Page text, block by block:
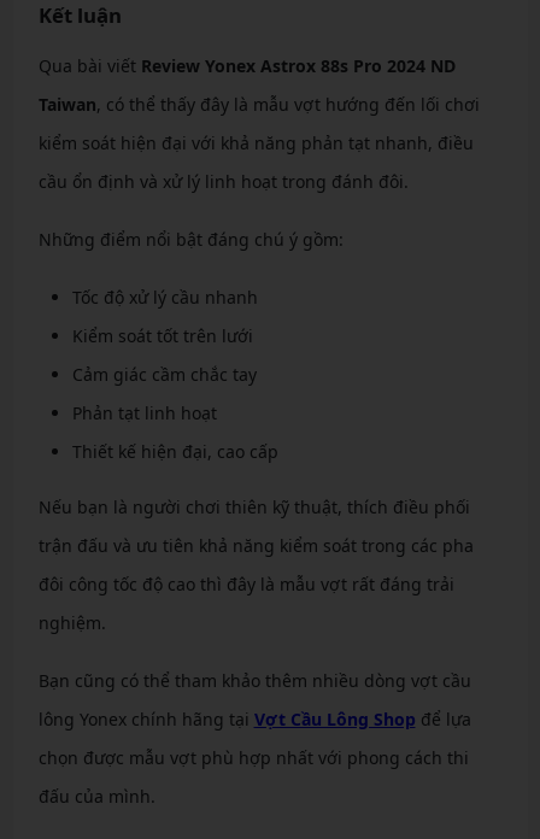
Kết luận
Qua bài viết Review Yonex Astrox 88s Pro 2024 ND
Taiwan, có thể thấy đây là mẫu vợt hướng đến lối chơi
kiểm soát hiện đại với khả năng phản tạt nhanh, điều
cầu ổn định và xử lý linh hoạt trong đánh đôi.
Những điểm nổi bật đáng chú ý gồm:
Tốc độ xử lý cầu nhanh
Kiểm soát tốt trên lưới
Cảm giác cầm chắc tay
Phản tạt linh hoạt
Thiết kế hiện đại, cao cấp
Nếu bạn là người chơi thiên kỹ thuật, thích điều phối
trận đấu và ưu tiên khả năng kiểm soát trong các pha
đôi công tốc độ cao thì đây là mẫu vợt rất đáng trải
nghiệm.
Bạn cũng có thể tham khảo thêm nhiều dòng vợt cầu
lông Yonex chính hãng tại Vợt Cầu Lông Shop để lựa
chọn được mẫu vợt phù hợp nhất với phong cách thi
đấu của mình.